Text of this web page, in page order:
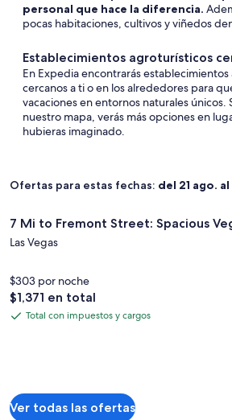
personal que hace la diferencia.
pocas habitaciones, cultivos y viñedos
Establecimientos agroturísticos
En Expedia encontrarás
cercanos a ti o en los alrededores para
vacaciones en entornos naturales únicos.
nuestro mapa, verás más opciones en
hubieras imaginado.
Ofertas para estas fechas: del 21 ago.
de
imágenes
7
Mi
to
Vegas
Home!
7 Mi to Fremont Street: Spacious
Las Vegas
$303 por noche
El
precio
$1,371 en total
Total
cargos
Total con impuestos y cargos
Ver todas las ofertas